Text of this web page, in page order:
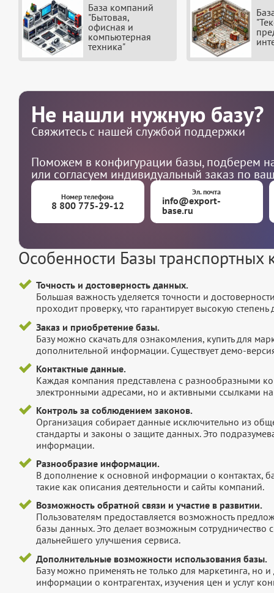
База компаний
"Бытовая,
офисная и
компьютерная
техника"
Не нашли нужную базу?
Свяжитесь с нашей службой поддержки
Поможем в конфигурации базы, подберем
или согласуем индивидуальный заказ по
Номер телефона
8 800 775-29-12
Эл. почта
info@export-
base.ru
Особенности Базы транспортных
Точность и достоверность данных.
Большая важность уделяется точности и
проходит проверку, что гарантирует высокую
Заказ и приобретение базы.
Базу можно скачать для ознакомления, купить для
дополнительной информации. Существует демо-
Контактные данные.
Каждая компания представлена с разнообразными
электронными адресами, но и активными ссылками
Контроль за соблюдением законов.
Организация собирает данные исключительно из
стандарты и законы о защите данных. Это
информации.
Разнообразие информации.
В дополнение к основной информации о контактах,
такие как описания деятельности и сайты компаний.
Возможность обратной связи и участие в развитии.
Пользователям предоставляется возможность
базы данных. Это делает возможным сотрудничество
дальнейшего улучшения сервиса.
Дополнительные возможности использования базы.
Базу можно применять не только для маркетинга, но
информации о контрагентах, изучения цен и услуг